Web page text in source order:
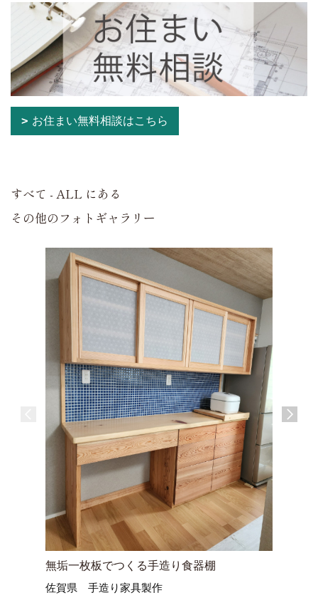
お住まい無料相談はこちら
すべて - ALL にある
その他のフォトギャラリー
無垢一枚板でつくる手造り食器棚
佐賀県 手造り家具製作